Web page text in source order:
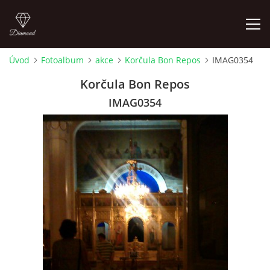
TAIJI QIGONG SHIBASHI
ŠKOLA BÍLÉHO SLONA
WATSU - SHIATSU VE VODĚ
Úvod Fotoalbum akce Korčula Bon Repos IMAG0354
Korčula Bon Repos
IMAG0354